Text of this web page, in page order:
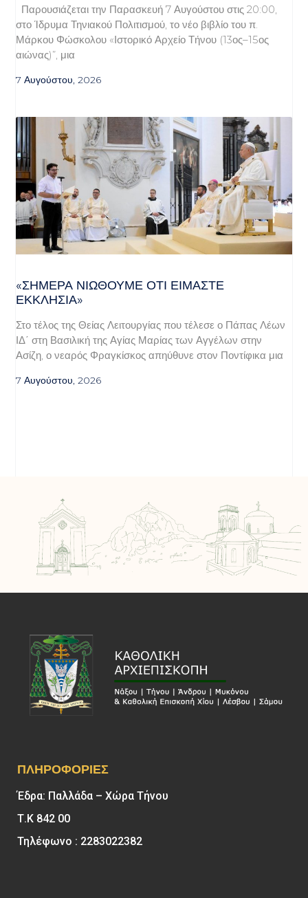
Παρουσιάζεται την Παρασκευή 7 Αυγούστου στις 20:00,
στο Ίδρυμα Τηνιακού Πολιτισμού, το νέο βιβλίο του π.
Μάρκου Φώσκολου «Ιστορικό Αρχείο Τήνου (13ος–15ος
αιώνας)”, μια
7 Αυγούστου, 2026
«ΣΉΜΕΡΑ ΝΙΏΘΟΥΜΕ ΌΤΙ ΕΊΜΑΣΤΕ
ΕΚΚΛΗΣΊΑ»
Στο τέλος της Θείας Λειτουργίας που τέλεσε ο Πάπας Λέων
ΙΔ΄ στη Βασιλική της Αγίας Μαρίας των Αγγέλων στην
Ασίζη, ο νεαρός Φραγκίσκος απηύθυνε στον Ποντίφικα μια
7 Αυγούστου, 2026
ΠΛΗΡΟΦΟΡΊΕΣ
Έδρα: Παλλάδα – Χώρα Τήνου
Τ.Κ 842 00
Τηλέφωνο : 2283022382